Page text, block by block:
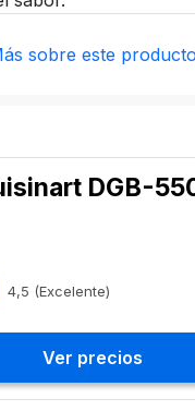
sobre este producto
DGB-
4,5 (Excelente)
Ver precios